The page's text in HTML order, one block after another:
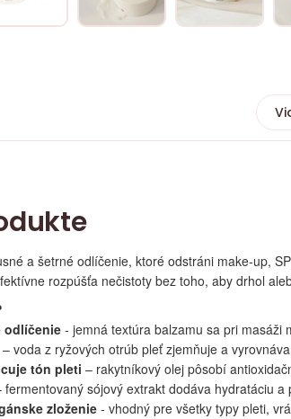
a šetrné odlíčenie, ktoré odstráni make-up,
rozpúšťa nečistoty bez toho, aby drhol
odlíčenie - jemná textúra balzamu sa pri masáži
– voda z ryžových otrúb pleť zjemňuje a
tón pleti – rakytníkový olej pôsobí
fermentovaný sójový extrakt dodáva hydratáciu a
zloženie - vhodný pre všetky typy pleti,